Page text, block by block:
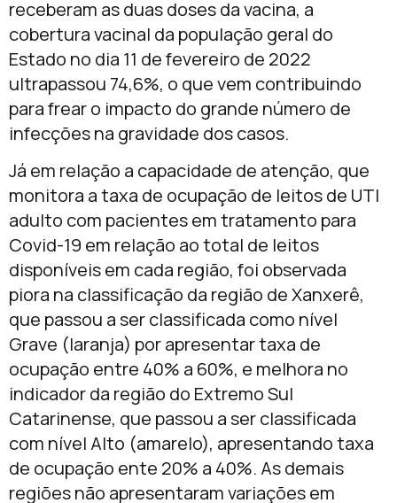
receberam as duas doses da vacina, a
cobertura vacinal da população geral do
Estado no dia 11 de fevereiro de 2022
ultrapassou 74,6%, o que vem contribuindo
para frear o impacto do grande número de
infecções na gravidade dos casos.
Já em relação a capacidade de atenção, que
monitora a taxa de ocupação de leitos de UTI
adulto com pacientes em tratamento para
Covid-19 em relação ao total de leitos
disponíveis em cada região, foi observada
piora na classificação da região de Xanxerê,
que passou a ser classificada como nível
Grave (laranja) por apresentar taxa de
ocupação entre 40% a 60%, e melhora no
indicador da região do Extremo Sul
Catarinense, que passou a ser classificada
com nível Alto (amarelo), apresentando taxa
de ocupação ente 20% a 40%. As demais
regiões não apresentaram variações em